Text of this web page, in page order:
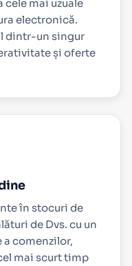
mai uzuale
electronică.
dintr-un singur
și oferte
în stocuri de
de Dvs. cu un
comenzilor,
mai scurt timp